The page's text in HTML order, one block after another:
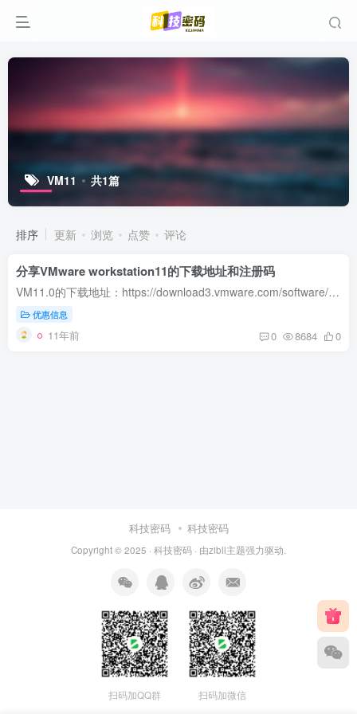
VM11 共1篇
排序 更新 浏览 点赞 评论
分享VMware workstation11的下载地址和注册码
VM11.0的下载地址：https://download3.vmware.com/software/wkst/file/VMware-workstation-full-11.0.0-2305329.exe 永久激活注册码：1F04Z-6D111-7Z029-AV0Q4-3AEH8
优惠信息
11年前 0 8684 0
科技密码 科技密码
Copyright © 2025 · 科技密码 · 由zibll主题强力驱动.
扫码加QQ群 扫码加微信